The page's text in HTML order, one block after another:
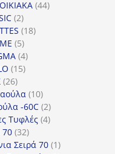
προϊόντα
4444
22
προϊόντα
1818
55
προϊόντα
44
προϊόντα
1515
2626
προϊόντα
1010
προϊόντα
-60C 22
προϊόντα
Τυφλές 44
70 3232
προϊόντα
Σειρά 70 11